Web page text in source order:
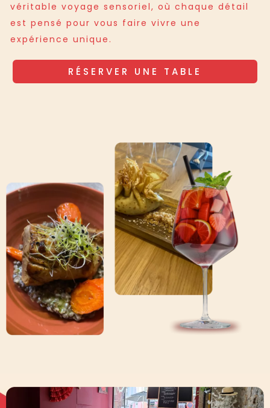
véritable voyage sensoriel, où chaque détail
est pensé pour vous faire vivre une
expérience unique.
RÉSERVER UNE TABLE